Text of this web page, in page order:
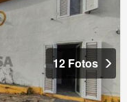
12 Fotos